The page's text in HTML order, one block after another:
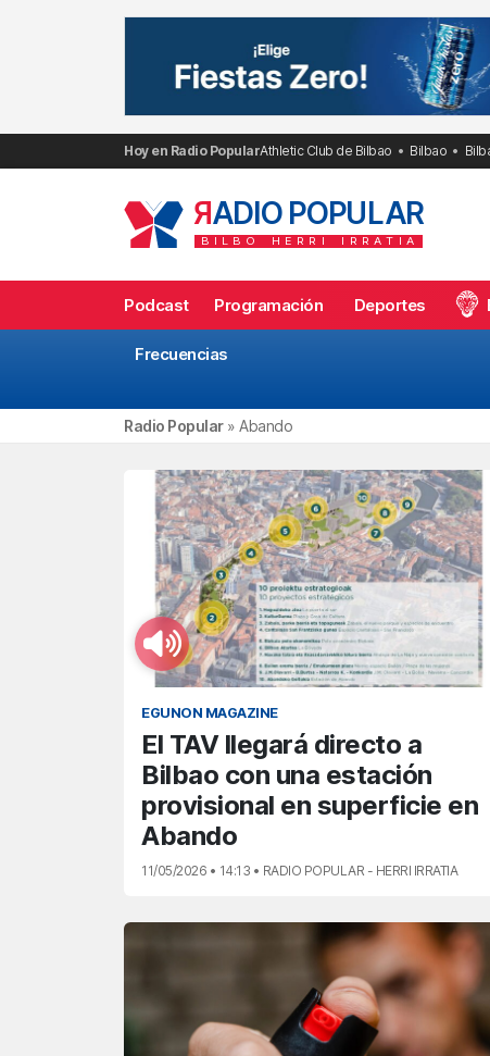
Hoy en Radio PopularAthletic Club de Bilbao Bilbao
RADIO POPULAR
BILBO HERRI IRRATIA
Podcast Programación Deportes
Frecuencias
Radio Popular» Abando
EGUNON MAGAZINE
El TAV llegará directo a
Bilbao con una estación
provisional en superficie en
Abando
11/05/2026 • 14:13 • RADIO POPULAR - HERRI IRRATIA